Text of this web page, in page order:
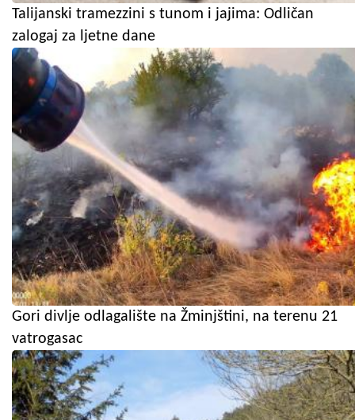
Talijanski tramezzini s tunom i jajima: Odličan
zalogaj za ljetne dane
Gori divlje odlagalište na Žminjštini, na terenu 21
vatrogasac